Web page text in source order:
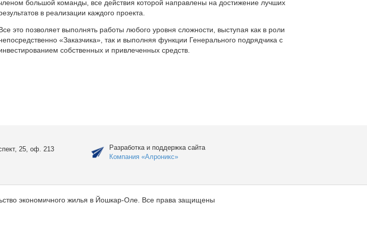
большой команды, все действия которой направлены на достижение лучших
в реализации каждого проекта.
это позволяет выполнять работы любого уровня сложности, выступая как в роли
«Заказчика», так и выполняя функции Генерального подрядчика с
собственных и привлеченных средств.
25, оф. 213
Разработка и поддержка сайта
Компания «Алроникс»
экономичного жилья в Йошкар-Оле. Все права защищены